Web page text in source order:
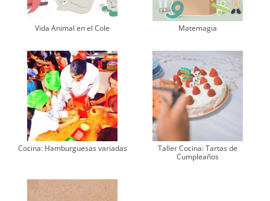
Vida Animal en el Cole Matemagia
Cocina: Hamburguesas variadas
Taller Cocina: Tartas de
Cumpleaños